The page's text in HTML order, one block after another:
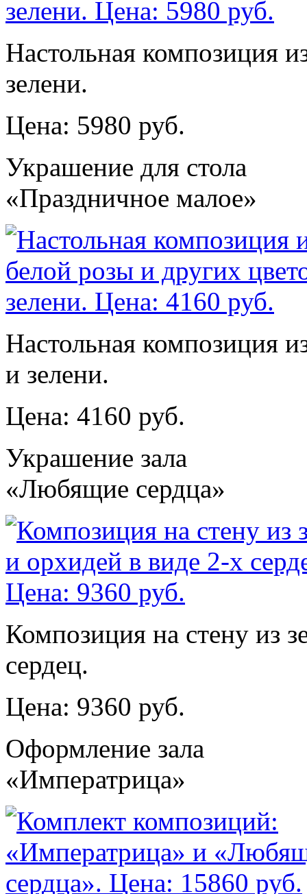
Настольная композиция
зелени.
Цена: 5980 руб.
Украшение для стола
«Праздничное малое»
Настольная композиция
и зелени.
Цена: 4160 руб.
Украшение зала
«Любящие сердца»
Композиция на стену из
сердец.
Цена: 9360 руб.
Оформление зала
«Императрица»